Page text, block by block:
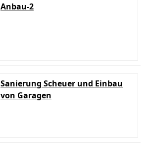
Anbau-2
Sanierung Scheuer und Einbau
von Garagen